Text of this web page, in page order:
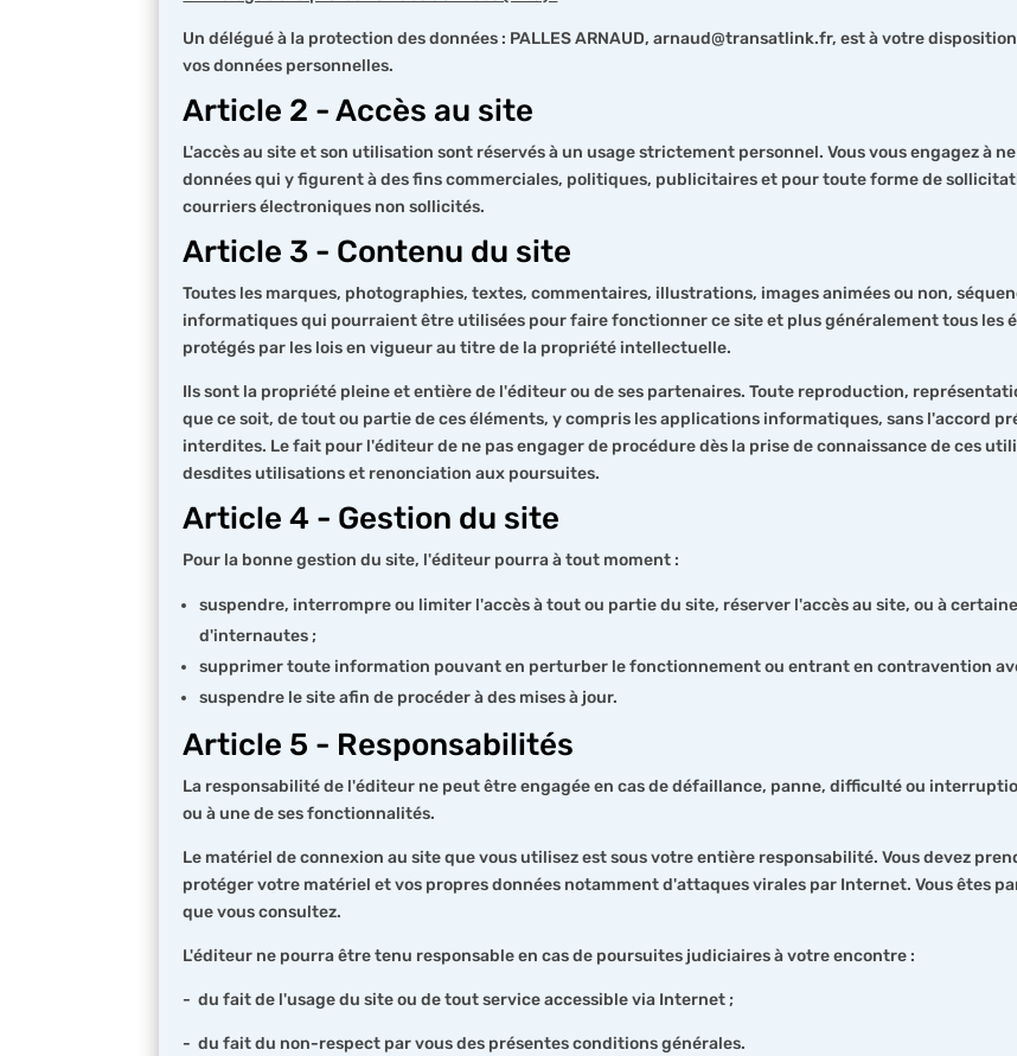
Un délégué à la protection des données : PALLES ARNAUD, arnaud@transatlink.fr, est à votre
vos données personnelles.
Article 2 - Accès au site
L'accès au site et son utilisation sont réservés à un usage strictement personnel. Vous vous engagez à
données qui y figurent à des fins commerciales, politiques, publicitaires et pour toute forme de
courriers électroniques non sollicités.
Article 3 - Contenu du site
Toutes les marques, photographies, textes, commentaires, illustrations, images animées ou non,
informatiques qui pourraient être utilisées pour faire fonctionner ce site et plus généralement tous les
protégés par les lois en vigueur au titre de la propriété intellectuelle.
Ils sont la propriété pleine et entière de l'éditeur ou de ses partenaires. Toute reproduction,
que ce soit, de tout ou partie de ces éléments, y compris les applications informatiques, sans l'accord
interdites. Le fait pour l'éditeur de ne pas engager de procédure dès la prise de connaissance de ces
desdites utilisations et renonciation aux poursuites.
Article 4 - Gestion du site
Pour la bonne gestion du site, l'éditeur pourra à tout moment :
suspendre, interrompre ou limiter l'accès à tout ou partie du site, réserver l'accès au site, ou à
d'internautes ;
supprimer toute information pouvant en perturber le fonctionnement ou entrant en contravention
suspendre le site afin de procéder à des mises à jour.
Article 5 - Responsabilités
La responsabilité de l'éditeur ne peut être engagée en cas de défaillance, panne, difficulté ou
ou à une de ses fonctionnalités.
Le matériel de connexion au site que vous utilisez est sous votre entière responsabilité. Vous devez
protéger votre matériel et vos propres données notamment d'attaques virales par Internet. Vous êtes
que vous consultez.
L'éditeur ne pourra être tenu responsable en cas de poursuites judiciaires à votre encontre :
- du fait de l'usage du site ou de tout service accessible via Internet ;
- du fait du non-respect par vous des présentes conditions générales.